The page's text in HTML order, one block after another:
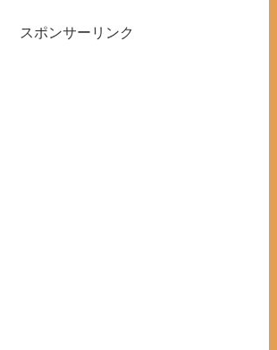
スポンサーリンク